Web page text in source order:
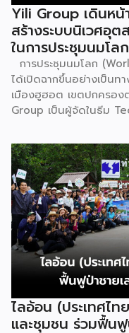
Yili Group เดินหน้
สร้างระบบนิเวศอุ
ในการประชุมนมโล
การประชุมนมโลก
ได้เปิดฉากขึ้นอย่างเป็น
เมืองฮูฮอต เขตปกครอง
Group เป็นผู้จัดในธีม
Ecosystem (ขับเคลื่อน
สร้างระบบนิเวศอุตสาหก
โลกที่รวบรวมผู้นำจากสม
บริหารระดับสูงตลอดห่
ฮูฮอตขึ้นแท่นเมืองหลวง
ทางการ ในพิธีเปิดการ
เทคโนโลยีการอาหารนา
เกียรติคุณและรางวัลที่ระ
ตำแหน่ง World Dairy
อุตสาหกรรมนมโลก อย่า
ประธานบริหาร IUFoST
กล่าวถือเป็นสัญญาณแห่ง
ของเมืองฮูฮอตในการยก
ไลอ้อน (ประเทศไ
และชุมชน ร่วมฟื้น